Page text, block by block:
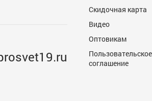
Скидочная карта
Видео
Оптовикам
Пользовательское
соглашение